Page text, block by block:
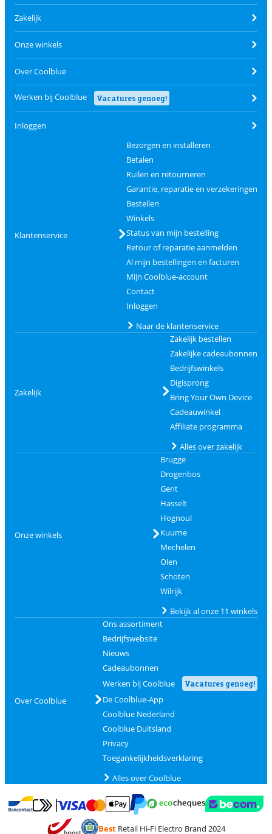
Zakelijk
Onze winkels
Over Coolblue
Werken bij Coolblue Vacatures genoeg!
Inloggen
Klantenservice
Bezorgen en installeren
Betalen
Ruilen en retourneren
Garantie, reparatie en verzekeringen
Bestellen
Winkels
Status van mijn bestelling
Retour of reparatie aanmelden
Al mijn bestellingen en facturen
Mijn Coolblue-account
Contact
Inloggen
Naar de klantenservice
Zakelijk
Zakelijk bestellen
Zakelijke cadeaubonnen
Bedrijfswinkels
Digisprong
Bring Your Own Device
Cadeauwinkel
Affiliate programma
Alles over zakelijk
Onze winkels
Brugge
Drogenbos
Gent
Hasselt
Hognoul
Kuurne
Mechelen
Olen
Schoten
Wilrijk
Bekijk al onze 11 winkels
Over Coolblue
Ons assortiment
Bedrijfswebsite
Nieuws
Cadeaubonnen
Werken bij Coolblue
Vacatures genoeg!
De Coolblue-App
Coolblue Nederland
Coolblue Duitsland
Privacy
Toegankelijkheidsverklaring
Alles over Coolblue
Betalen met Bancontact
Betalen met MasterCard en Visa via ClickToPay
Betalen met PayPal
BestRetail Hi-Fi Electro Brand 2024